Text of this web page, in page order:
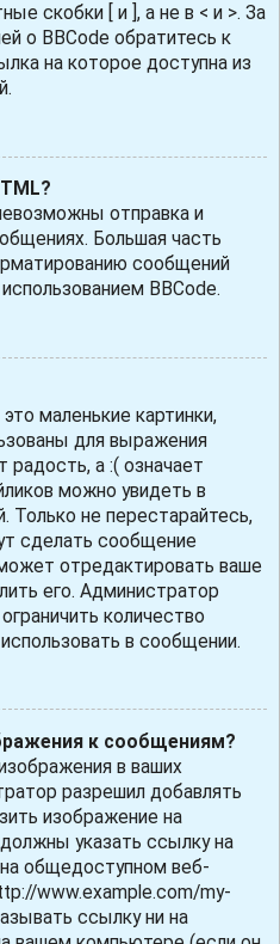
скобки [ и ], а не в < и >. За
о BBCode обратитесь к
на которое доступна из
отправка и
Большая часть
сообщений
BBCode.
маленькие картинки,
для выражения
радость, а :( означает
можно увидеть в
не перестарайтесь,
сделать сообщение
отредактировать ваше
его. Администратор
количество
в сообщении.
к сообщениям?
в ваших
разрешил добавлять
изображение на
указать ссылку на
общедоступном веб-
www.example.com/my-
ссылку ни на